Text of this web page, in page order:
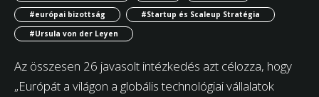
#európai bizottság
#Startup és Scaleup Stratégia
#Ursula von der Leyen
Az összesen 26 javasolt intézkedés azt célozza, hogy
„Európát a világon a globális technológiai vállalatok